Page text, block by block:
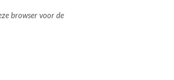
browser voor de